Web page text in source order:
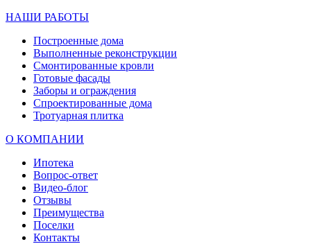
НАШИ РАБОТЫ
Построенные дома
Выполненные реконструкции
Смонтированные кровли
Готовые фасады
Заборы и ограждения
Спроектированные дома
Тротуарная плитка
О КОМПАНИИ
Ипотека
Вопрос-ответ
Видео-блог
Отзывы
Преимущества
Поселки
Контакты